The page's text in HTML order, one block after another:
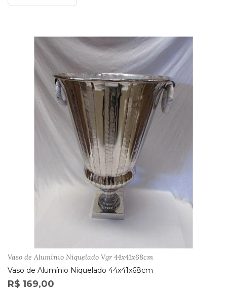
Vaso de Alumínio Niquelado Vgr 44x41x68cm
Vaso de Alumínio Niquelado 44x41x68cm
R$ 169,00